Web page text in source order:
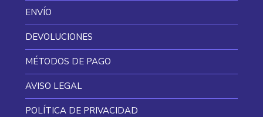
ENVÍO
DEVOLUCIONES
MÉTODOS DE PAGO
AVISO LEGAL
POLÍTICA DE PRIVACIDAD